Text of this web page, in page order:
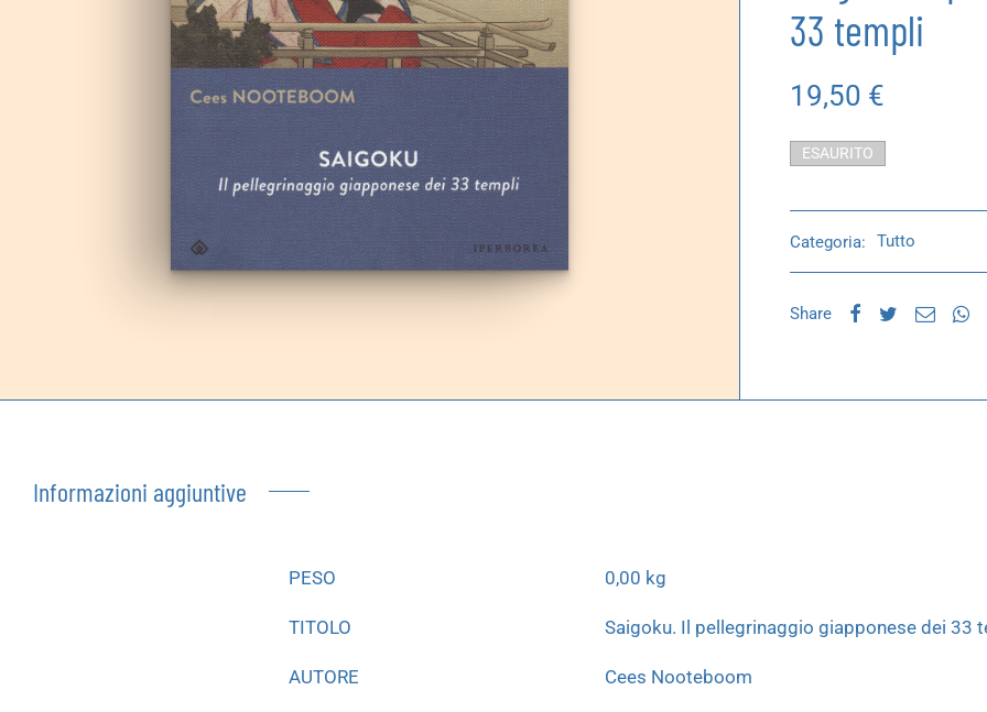
33 templi
19,50 €
ESAURITO
Categoria: Tutto
Share
Informazioni aggiuntive
PESO 0,00 kg
TITOLO Saigoku. Il pellegrinaggio giapponese dei 33
AUTORE Cees Nooteboom